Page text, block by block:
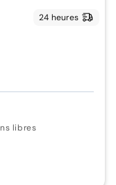
24 heures
libres